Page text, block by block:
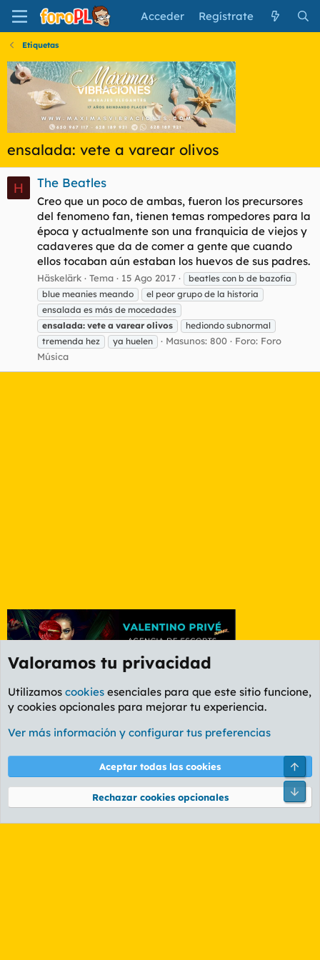
Acceder Regístrate
Etiquetas
ensalada: vete a varear olivos
H The Beatles
Creo que un poco de ambas, fueron los precursores
del fenomeno fan, tienen temas rompedores para la
época y actualmente son una franquicia de viejos y
cadaveres que da de comer a gente que cuando
ellos tocaban aún estaban los huevos de sus padres.
Häskelärk Tema 15 Ago 2017
beatles con b de bazofia
blue meanies meando
el peor grupo de la historia
ensalada es más de mocedades
ensalada: vete a varear olivos
hediondo subnormal
tremenda hez
ya huelen Masunos: 800 Foro: Foro
Música
Etiquetas
Cookies
PL OLDSTYLE AMARILLO
Términos y reglas Política de privacidad Ayuda
Community platform by XenForo® © 2010-2026 XenForo Ltd.
Valoramos tu privacidad
Utilizamos cookies esenciales para que este sitio funcione,
y cookies opcionales para mejorar tu experiencia.
Ver más información y configurar tus preferencias
Aceptar todas las cookies
Rechazar cookies opcionales
Pie